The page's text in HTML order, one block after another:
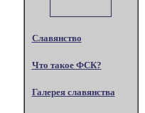
Славянство
Что такое ФСК?
Галерея славянства